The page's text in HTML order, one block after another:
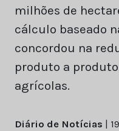
milhões de
cálculo baseado
concordou na
produto a
agrícolas.
Diário de Notícias |